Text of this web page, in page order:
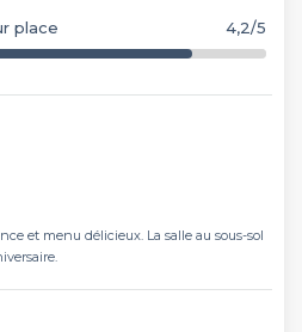
place 4,2/5
et menu délicieux. La salle au sous-sol